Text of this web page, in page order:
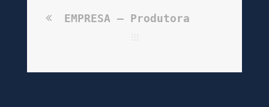
EMPRESA – Produtora